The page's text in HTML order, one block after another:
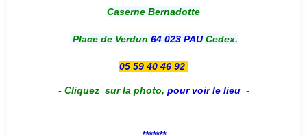
Caserne Bernadotte
Place de Verdun 64 023 PAUCedex.
05 59 40 46 92
- Cliquez sur la photo, pour voir le lieu -